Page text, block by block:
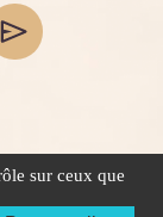
sur ceux que